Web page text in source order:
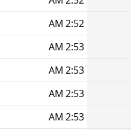
2:52 AM
2:53 AM
2:53 AM
2:53 AM
2:53 AM